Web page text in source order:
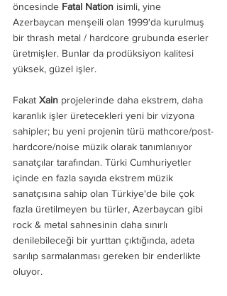
öncesinde Fatal Nation isimli, yine
Azerbaycan menşeili olan 1999'da kurulmuş
bir thrash metal / hardcore grubunda eserler
üretmişler. Bunlar da prodüksiyon kalitesi
yüksek, güzel işler.
Fakat Xain projelerinde daha ekstrem, daha
karanlık işler üretecekleri yeni bir vizyona
sahipler; bu yeni projenin türü mathcore/post-
hardcore/noise müzik olarak tanımlanıyor
sanatçılar tarafından. Türki Cumhuriyetler
içinde en fazla sayıda ekstrem müzik
sanatçısına sahip olan Türkiye'de bile çok
fazla üretilmeyen bu türler, Azerbaycan gibi
rock & metal sahnesinin daha sınırlı
denilebileceği bir yurttan çıktığında, adeta
sarılıp sarmalanması gereken bir enderlikte
oluyor.